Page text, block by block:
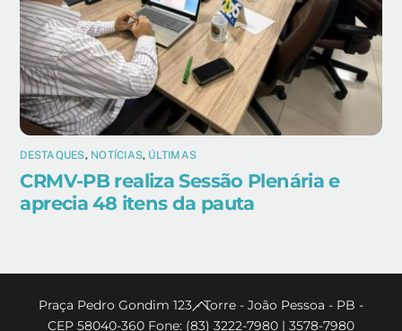
DESTAQUES, NOTÍCIAS, ÚLTIMAS
CRMV-PB realiza Sessão Plenária e
aprecia 48 itens da pauta
Back
To
Praça Pedro Gondim 123 - Torre - João Pessoa - PB -
CEP 58040-360 Fone: (83) 3222-7980 | 3578-7980